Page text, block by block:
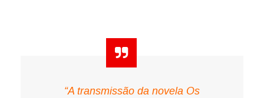
“A transmissão da novela Os